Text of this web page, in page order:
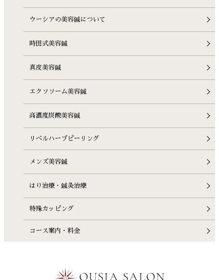
ウーシアの美容鍼について
時田式美容鍼
真皮美容鍼
エクソソーム美容鍼
高濃度炭酸美容鍼
リベルハーブピーリング
メンズ美容鍼
はり治療・鍼灸治療
特殊カッピング
コース案内・料金